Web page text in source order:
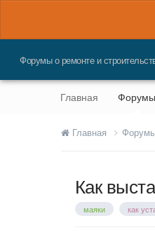
Форумы о ремонте и
Главная Форумы
Главная
Как
маяки как